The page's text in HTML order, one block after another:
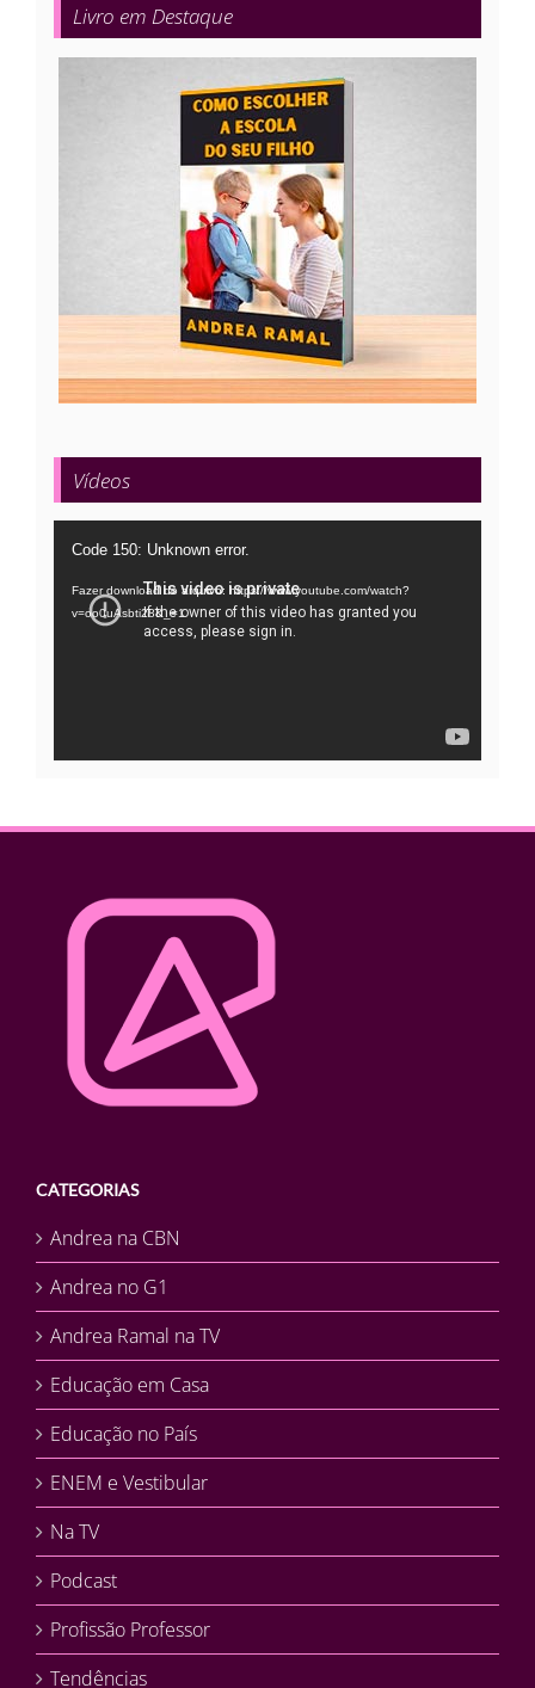
Livro em Destaque
Vídeos
Tocador
vídeo
Code 150: Unknown error.
Fazer download do arquivo: https://www.youtube.com/watch?
v=oo0uAsbti28&_=1
CATEGORIAS
Andrea na CBN
Andrea no G1
Andrea Ramal na TV
Educação em Casa
Educação no País
ENEM e Vestibular
Na TV
Podcast
Profissão Professor
Tendências